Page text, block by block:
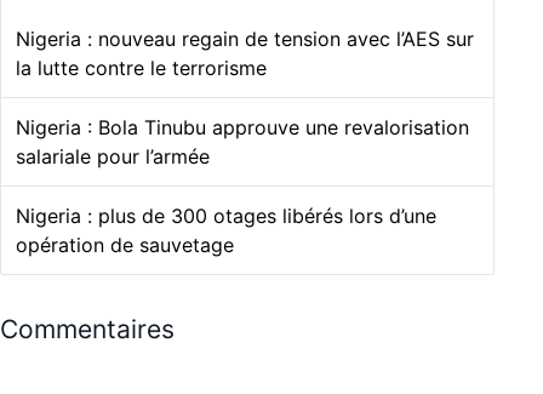
Nigeria : nouveau regain de tension avec l’AES sur
la lutte contre le terrorisme
Nigeria : Bola Tinubu approuve une revalorisation
salariale pour l’armée
Nigeria : plus de 300 otages libérés lors d’une
opération de sauvetage
Commentaires